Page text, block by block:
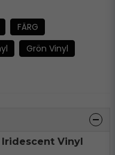
FÄRG
Grön Vinyl
Iridescent Vinyl